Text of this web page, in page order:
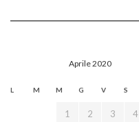
Aprile 2020
L M M G V S
1 2 3 4